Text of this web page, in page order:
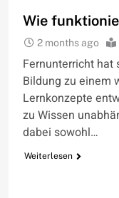
Wie
2 months ago
Fernunterricht hat
Bildung zu einem
Lernkonzepte
zu Wissen
dabei sowohl…
Weiterlesen